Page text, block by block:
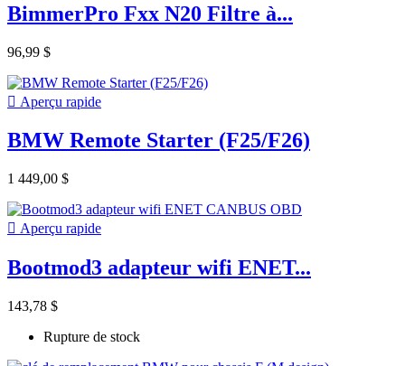
BimmerPro Fxx N20 Filtre à...
96,99 $
 Aperçu rapide
BMW Remote Starter (F25/F26)
1 449,00 $
 Aperçu rapide
Bootmod3 adapteur wifi ENET...
143,78 $
Rupture de stock